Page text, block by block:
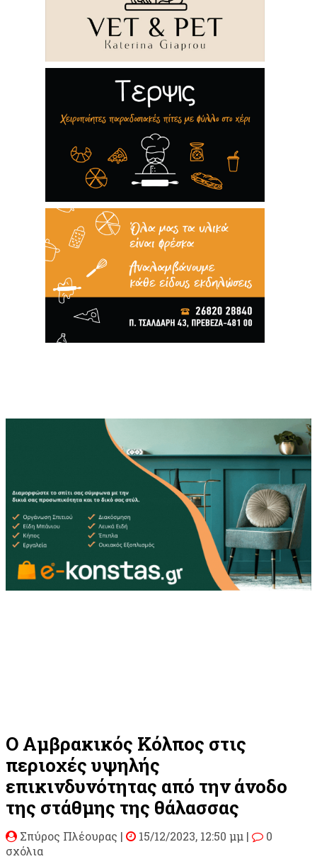
Ο Αμβρακικός Κόλπος στις
περιοχές υψηλής
επικινδυνότητας από την άνοδο
της στάθμης της θάλασσας
Σπύρος Πλέουρας | 15/12/2023, 12:50 μμ |
0
σχόλια